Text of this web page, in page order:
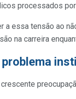
processados
a essa tensão ao
na carreira